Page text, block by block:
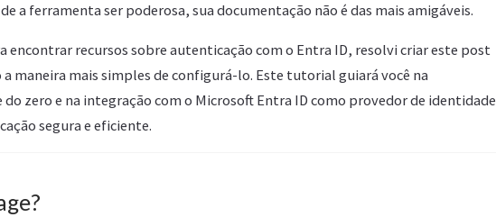
a ferramenta ser poderosa, sua documentação não é das mais amigáveis.
encontrar recursos sobre autenticação com o Entra ID, resolvi criar este post
maneira mais simples de configurá-lo. Este tutorial guiará você na
zero e na integração com o Microsoft Entra ID como provedor de identidade
segura e eficiente.